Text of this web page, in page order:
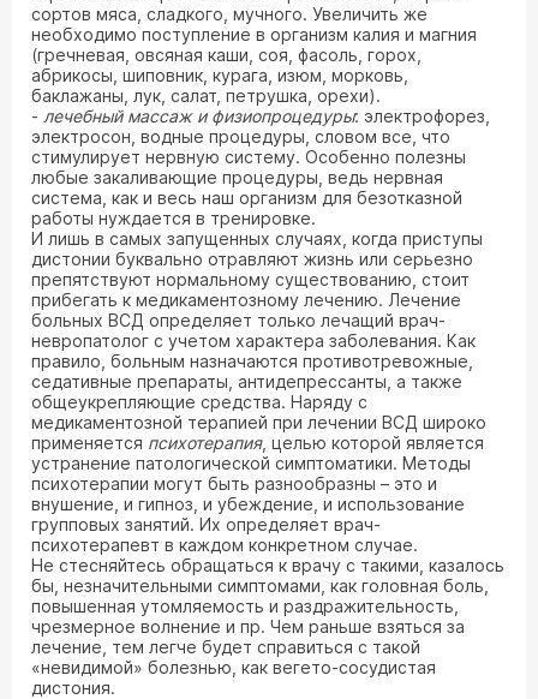
сортов мяса, сладкого, мучного. Увеличить же
необходимо поступление в организм калия и магния
(гречневая, овсяная каши, соя, фасоль, горох,
абрикосы, шиповник, курага, изюм, морковь,
баклажаны, лук, салат, петрушка, орехи).
- лечебный массаж и физиопроцедуры: электрофорез,
электросон, водные процедуры, словом все, что
стимулирует нервную систему. Особенно полезны
любые закаливающие процедуры, ведь нервная
система, как и весь наш организм для безотказной
работы нуждается в тренировке.
И лишь в самых запущенных случаях, когда приступы
дистонии буквально отравляют жизнь или серьезно
препятствуют нормальному существованию, стоит
прибегать к медикаментозному лечению. Лечение
больных ВСД определяет только лечащий врач-
невропатолог с учетом характера заболевания. Как
правило, больным назначаются противотревожные,
седативные препараты, антидепрессанты, а также
общеукрепляющие средства. Наряду с
медикаментозной терапией при лечении ВСД широко
применяется психотерапия, целью которой является
устранение патологической симптоматики. Методы
психотерапии могут быть разнообразны – это и
внушение, и гипноз, и убеждение, и использование
групповых занятий. Их определяет врач-
психотерапевт в каждом конкретном случае.
Не стесняйтесь обращаться к врачу с такими, казалось
бы, незначительными симптомами, как головная боль,
повышенная утомляемость и раздражительность,
чрезмерное волнение и пр. Чем раньше взяться за
лечение, тем легче будет справиться с такой
«невидимой» болезнью, как вегето-сосудистая
дистония.